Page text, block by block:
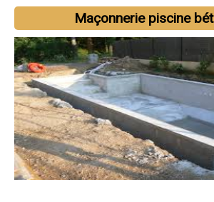
Maçonnerie piscine